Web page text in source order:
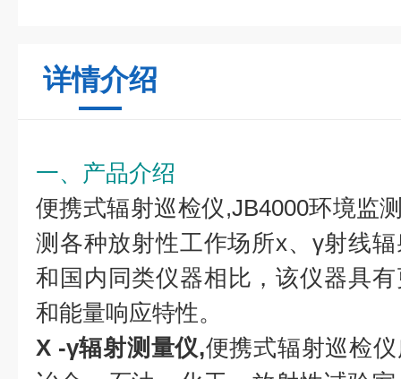
详情介绍
一、产品介绍
便携式辐射巡检仪,JB4000环境监
测各种放射性工作场所х、γ射线
和国内同类仪器相比，该仪器具
和能量响应特性。
X -γ辐射测量仪,便携式辐射巡检仪